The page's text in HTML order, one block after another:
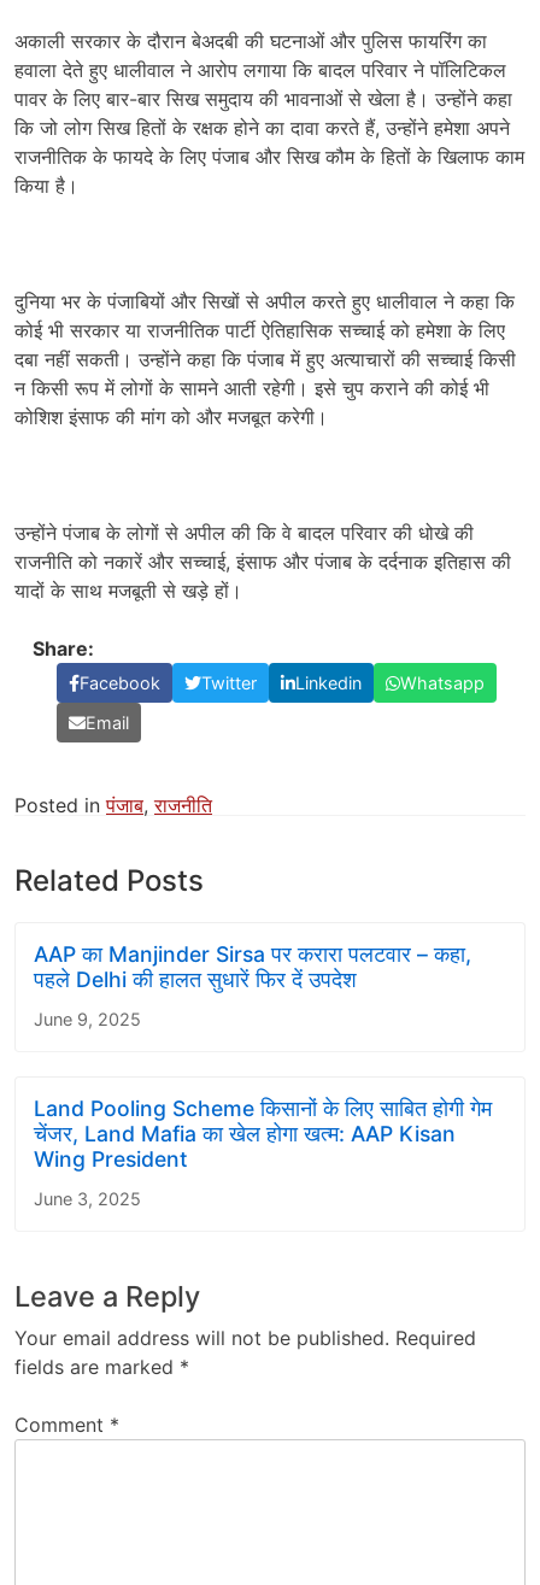
अकाली सरकार के दौरान बेअदबी की घटनाओं और पुलिस फायरिंग का
हवाला देते हुए धालीवाल ने आरोप लगाया कि बादल परिवार ने पॉलिटिकल
पावर के लिए बार-बार सिख समुदाय की भावनाओं से खेला है। उन्होंने कहा
कि जो लोग सिख हितों के रक्षक होने का दावा करते हैं, उन्होंने हमेशा अपने
राजनीतिक के फायदे के लिए पंजाब और सिख कौम के हितों के खिलाफ काम
किया है।
दुनिया भर के पंजाबियों और सिखों से अपील करते हुए धालीवाल ने कहा कि
कोई भी सरकार या राजनीतिक पार्टी ऐतिहासिक सच्चाई को हमेशा के लिए
दबा नहीं सकती। उन्होंने कहा कि पंजाब में हुए अत्याचारों की सच्चाई किसी
न किसी रूप में लोगों के सामने आती रहेगी। इसे चुप कराने की कोई भी
कोशिश इंसाफ की मांग को और मजबूत करेगी।
उन्होंने पंजाब के लोगों से अपील की कि वे बादल परिवार की धोखे की
राजनीति को नकारें और सच्चाई, इंसाफ और पंजाब के दर्दनाक इतिहास की
यादों के साथ मजबूती से खड़े हों।
Share:
Facebook Twitter Linkedin
Whatsapp
Email
Posted inपंजाब,राजनीति
Related Posts
AAP का Manjinder Sirsa पर करारा पलटवार – कहा,
पहले Delhi की हालत सुधारें फिर दें उपदेश
June 9, 2025
Land Pooling Scheme किसानों के लिए साबित होगी गेम
चेंजर, Land Mafia का खेल होगा खत्म: AAP Kisan
Wing President
June 3, 2025
Leave a Reply
Your email address will not be published. Required
fields are marked *
Comment *